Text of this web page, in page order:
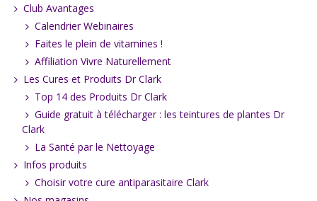
Club Avantages
Calendrier Webinaires
Faites le plein de vitamines !
Affiliation Vivre Naturellement
Les Cures et Produits Dr Clark
Top 14 des Produits Dr Clark
Guide gratuit à télécharger : les teintures de plantes Dr
Clark
La Santé par le Nettoyage
Infos produits
Choisir votre cure antiparasitaire Clark